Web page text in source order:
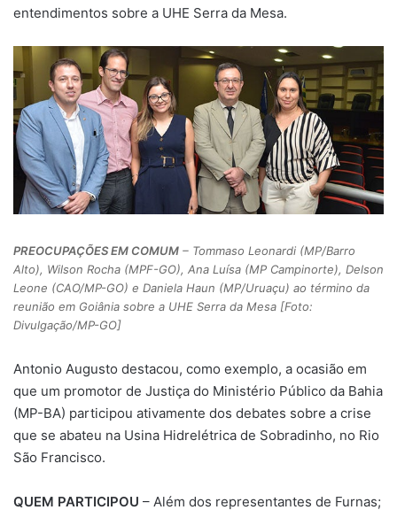
entendimentos sobre a UHE Serra da Mesa.
PREOCUPAÇÕES EM COMUM – Tommaso Leonardi (MP/Barro
Alto), Wilson Rocha (MPF-GO), Ana Luísa (MP Campinorte), Delson
Leone (CAO/MP-GO) e Daniela Haun (MP/Uruaçu) ao término da
reunião em Goiânia sobre a UHE Serra da Mesa [Foto:
Divulgação/MP-GO]
Antonio Augusto destacou, como exemplo, a ocasião em
que um promotor de Justiça do Ministério Público da Bahia
(MP-BA) participou ativamente dos debates sobre a crise
que se abateu na Usina Hidrelétrica de Sobradinho, no Rio
São Francisco.
QUEM PARTICIPOU – Além dos representantes de Furnas;